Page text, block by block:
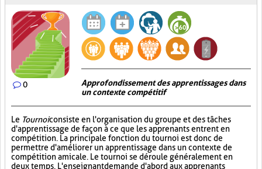
0
Approfondissement des apprentissages dans
un contexte compétitif
Le Tournoiconsiste en l'organisation du groupe et des tâches
d'apprentissage de façon à ce que les apprenants entrent en
compétition. La principale fonction du tournoi est donc de
permettre d'améliorer un apprentissage dans un contexte de
compétition amicale. Le tournoi se déroule généralement en
deux temps. L'enseignant demande d'abord aux apprenants